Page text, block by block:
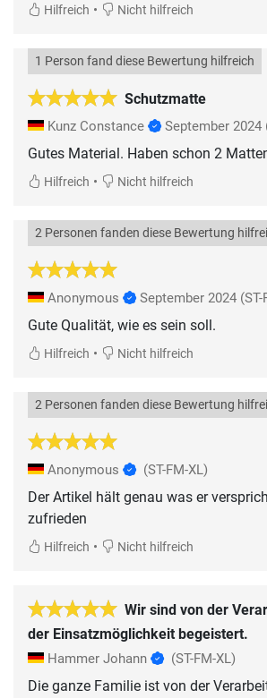
Hilfreich • Nicht hilfreich
Schutzmatte
1 Person fand diese Bewertung hilfreich
Kunz Constance September 2024
Gutes Material. Haben schon 2
Hilfreich • Nicht hilfreich
2 Personen fanden diese Bewertung
Anonymous September 2024
Gute Qualität, wie es sein soll.
Hilfreich • Nicht hilfreich
2 Personen fanden diese Bewertung
Anonymous (ST-FM-XL)
Der Artikel hält genau was er
zufrieden
Hilfreich • Nicht hilfreich
Wir sind von der
der Einsatzmöglichkeit begeistert.
Hammer Johann (ST-FM-XL)
Die ganze Familie ist von der